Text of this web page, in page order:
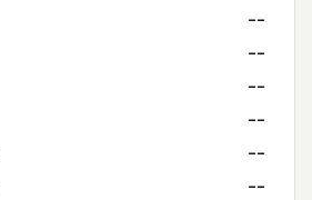
--
--
--
--
--
--